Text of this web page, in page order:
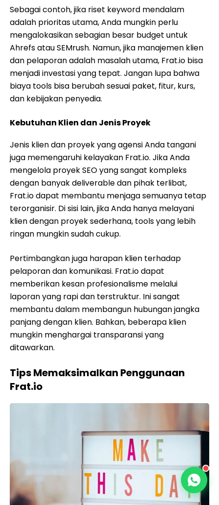
Sebagai contoh, jika riset keyword mendalam
adalah prioritas utama, Anda mungkin perlu
mengalokasikan sebagian besar budget untuk
Ahrefs atau SEMrush. Namun, jika manajemen klien
dan pelaporan adalah masalah utama, Frat.io bisa
menjadi investasi yang tepat. Jangan lupa bahwa
biaya tools bisa berubah sesuai paket, fitur, kurs,
dan kebijakan penyedia.
Kebutuhan Klien dan Jenis Proyek
Jenis klien dan proyek yang agensi Anda tangani
juga memengaruhi kelayakan Frat.io. Jika Anda
mengelola proyek SEO yang sangat kompleks
dengan banyak deliverable dan pihak terlibat,
Frat.io dapat membantu menjaga semuanya tetap
terorganisir. Di sisi lain, jika Anda hanya melayani
klien dengan proyek sederhana, tools yang lebih
ringan mungkin sudah cukup.
Pertimbangkan juga harapan klien terhadap
pelaporan dan komunikasi. Frat.io dapat
memberikan kesan profesionalisme melalui
laporan yang rapi dan terstruktur. Ini sangat
membantu dalam membangun hubungan jangka
panjang dengan klien. Bahkan, beberapa klien
mungkin menghargai transparansi yang
ditawarkan.
Tips Memaksimalkan Penggunaan
Frat.io